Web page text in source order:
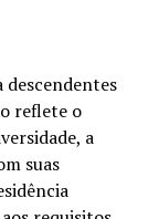
reflete o
a
suas